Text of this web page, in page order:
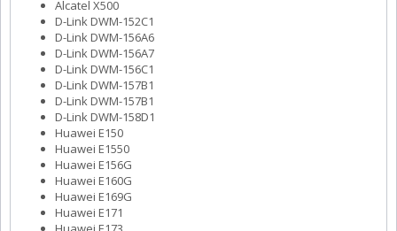
Alcatel X500
D-Link DWM-152C1
D-Link DWM-156A6
D-Link DWM-156A7
D-Link DWM-156C1
D-Link DWM-157B1
D-Link DWM-157B1
D-Link DWM-158D1
Huawei E150
Huawei E1550
Huawei E156G
Huawei E160G
Huawei E169G
Huawei E171